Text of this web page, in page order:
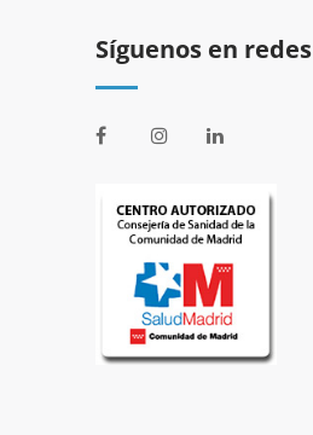
Síguenos en redes